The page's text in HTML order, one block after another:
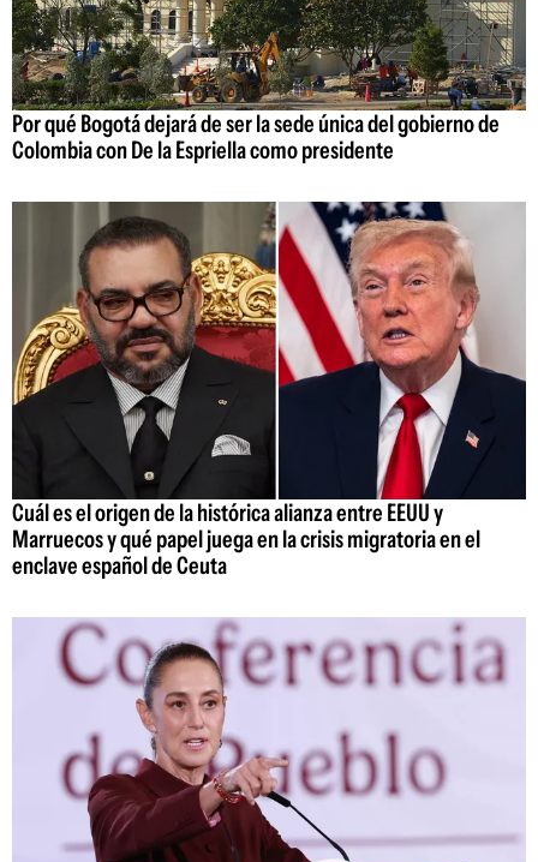
Por qué Bogotá dejará de ser la sede única del gobierno de
Colombia con De la Espriella como presidente
Cuál es el origen de la histórica alianza entre EEUU y
Marruecos y qué papel juega en la crisis migratoria en el
enclave español de Ceuta